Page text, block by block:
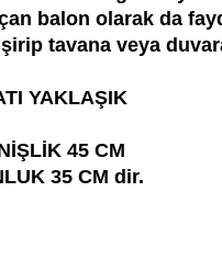
balon olarak da
tavana veya
YAKLAŞIK
45 CM
35 CM dir.